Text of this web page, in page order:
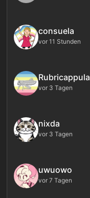
consuela
vor 11 Stunden
Rubricappula
vor 3 Tagen
nixda
vor 3 Tagen
uwuowo
vor 7 Tagen